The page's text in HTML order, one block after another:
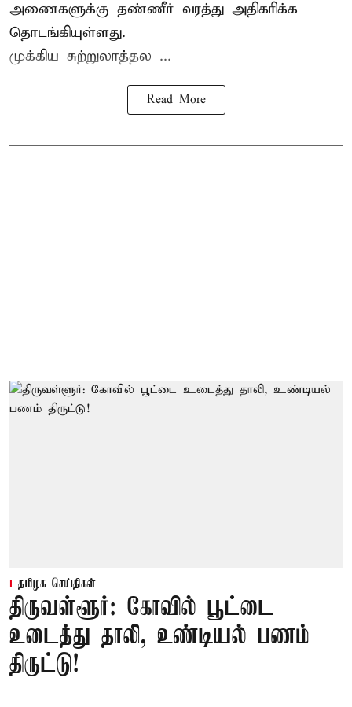
அணைகளுக்கு தண்ணீர் வரத்து அதிகரிக்க
தொடங்கியுள்ளது.
முக்கிய சுற்றுலாத்தல ...
Read More
தமிழக செய்திகள்
திருவள்ளூர்: கோவில் பூட்டை
உடைத்து தாலி, உண்டியல் பணம்
திருட்டு!